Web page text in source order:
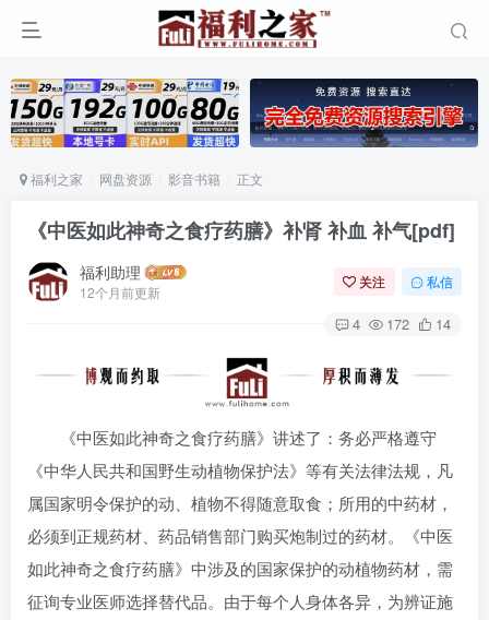
福利之家 网盘资源 影音书籍 正文
《中医如此神奇之食疗药膳》补肾 补血 补气[pdf]
福利助理
12个月前更新
关注 私信
4 172 14
《中医如此神奇之食疗药膳》讲述了：务必严格遵守
《中华人民共和国野生动植物保护法》等有关法律法规，凡
属国家明令保护的动、植物不得随意取食；所用的中药材，
必须到正规药材、药品销售部门购买炮制过的药材。《中医
如此神奇之食疗药膳》中涉及的国家保护的动植物药材，需
征询专业医师选择替代品。由于每个人身体各异，为辨证施